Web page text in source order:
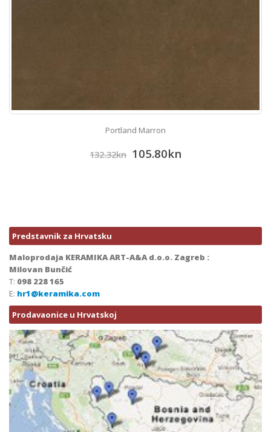
Portland Marron
132.32kn 105.80kn
Predstavnik za Hrvatsku
Maloprodaja KERAMIKA ART-A&A d.o.o. Zagreb :
Milovan Bunčić
T: 098 228 165
E: hr1@keramika.com
Prodavaonice u Hrvatskoj